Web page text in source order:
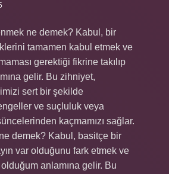
ne demek? Kabul, bir
tamamen kabul etmek ve
gerektiği fikrine takılıp
gelir. Bu zihniyet,
sert bir şekilde
ve suçluluk veya
kaçmamızı sağlar.
demek? Kabul, basitçe bir
var olduğunu fark etmek ve
anlamına gelir. Bu